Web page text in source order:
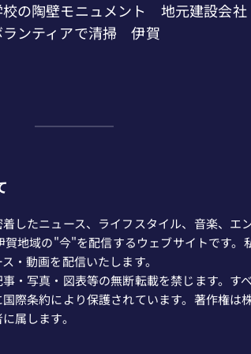
したニュース、ライフスタイル、音楽、エ
地域の"今"を配信するウェブサイトです。
・動画を配信いたします。
・写真・図表等の無断転載を禁じます。すべ
際条約により保護されています。著作権は
属します。